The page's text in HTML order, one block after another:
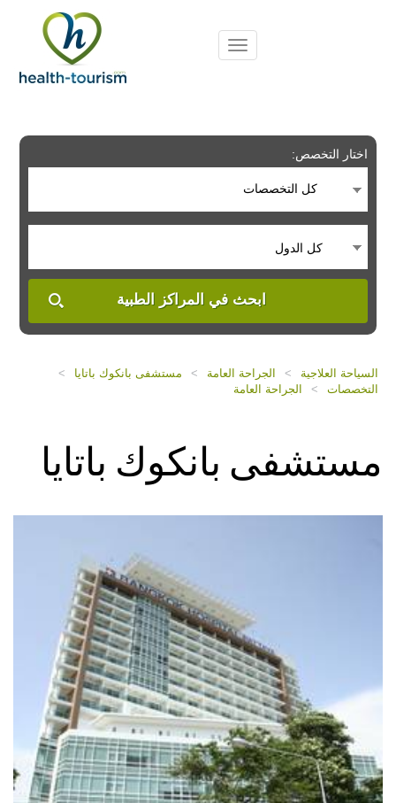
includes
system.
اختار التخصص:
كل التخصصات
كل الدول
ابحث في المراكز الطبية
السياحة العلاجية > الجراحة العامة > مستشفى بانكوك باتايا
>
التخصصات
> الجراحة العامة
مستشفى بانكوك باتايا